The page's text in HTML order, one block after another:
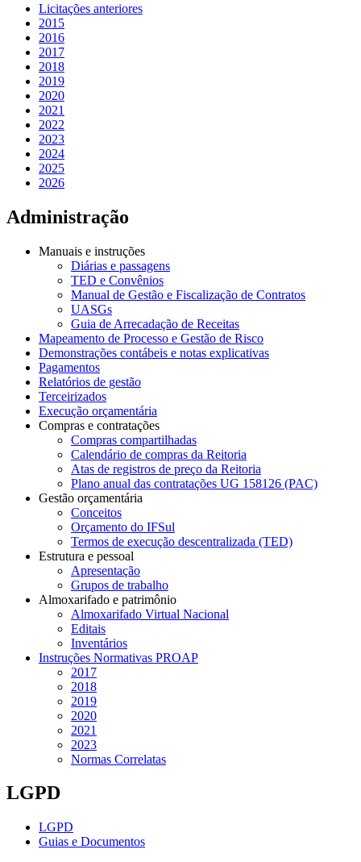
Licitações anteriores
2015
2016
2017
2018
2019
2020
2021
2022
2023
2024
2025
2026
Administração
Manuais e instruções
Diárias e passagens
TED e Convênios
Manual de Gestão e Fiscalização de Contratos
UASGs
Guia de Arrecadação de Receitas
Mapeamento de Processo e Gestão de Risco
Demonstrações contábeis e notas explicativas
Pagamentos
Relatórios de gestão
Terceirizados
Execução orçamentária
Compras e contratações
Compras compartilhadas
Calendário de compras da Reitoria
Atas de registros de preço da Reitoria
Plano anual das contratações UG 158126 (PAC)
Gestão orçamentária
Conceitos
Orçamento do IFSul
Termos de execução descentralizada (TED)
Estrutura e pessoal
Apresentação
Grupos de trabalho
Almoxarifado e patrimônio
Almoxarifado Virtual Nacional
Editais
Inventários
Instruções Normativas PROAP
2017
2018
2019
2020
2021
2023
Normas Correlatas
LGPD
LGPD
Guias e Documentos